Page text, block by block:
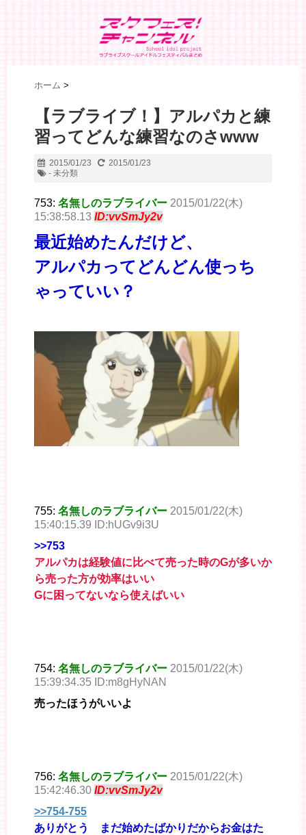
ホーム >
【ラブライブ！】アルパカと練
習ってどんな練習なのさwww
2015/01/23
2015/01/23
- 未分類
753: 名無しのラブライバー 2015/01/22(木)
15:38:58.13 ID:vvSmJy2v
最近始めたんだけど、
アルパカってどんどん使っち
ゃっていい？
755: 名無しのラブライバー 2015/01/22(木)
15:40:15.39 ID:hUGv9i3U
>>753
アルパカは経験値に比べて売った時のGが多いか
ら売った方が効率はいい
Gに困ってないなら使えばいい
754: 名無しのラブライバー 2015/01/22(木)
15:39:34.35 ID:m8gHyNAN
売ったほうがいいよ
756: 名無しのラブライバー 2015/01/22(木)
15:42:46.30 ID:vvSmJy2v
>>754-755
ありがとう まだ始めたばかりだからお金はた